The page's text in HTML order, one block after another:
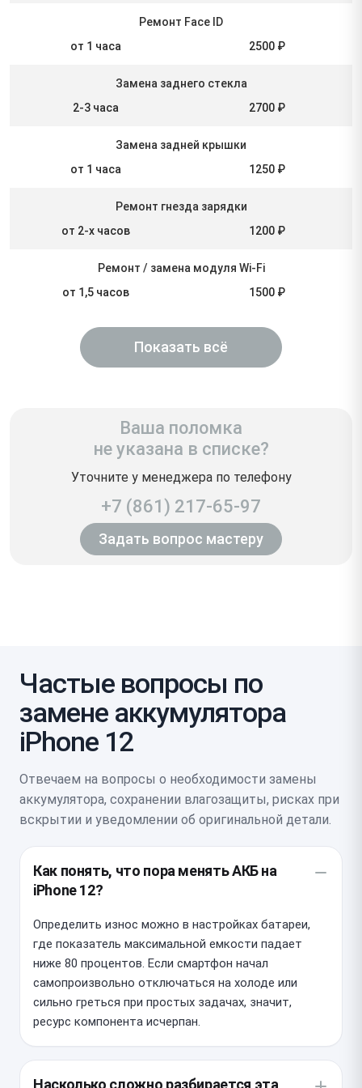
Ремонт Face ID
от 1 часа
2500 ₽
Замена заднего стекла
2-3 часа
2700 ₽
Замена задней крышки
от 1 часа
1250 ₽
Ремонт гнезда зарядки
от 2-х часов
1200 ₽
Ремонт / замена модуля Wi-Fi
от 1,5 часов
1500 ₽
Показать всё
Ваша поломка
не указана в списке?
Уточните у менеджера по телефону
+7 (861) 217-65-97
Задать вопрос мастеру
Частые вопросы по
замене аккумулятора
iPhone 12
Отвечаем на вопросы о необходимости замены
аккумулятора, сохранении влагозащиты, рисках при
вскрытии и уведомлении об оригинальной детали.
Как понять, что пора менять АКБ на
iPhone 12?
Определить износ можно в настройках батареи,
где показатель максимальной емкости падает
ниже 80 процентов. Если смартфон начал
самопроизвольно отключаться на холоде или
сильно греться при простых задачах, значит,
ресурс компонента исчерпан.
Насколько сложно разбирается эта